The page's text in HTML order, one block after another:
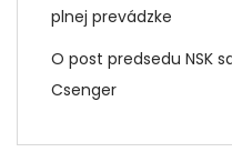
plnej prevádzke
O post predsedu NSK
Csenger